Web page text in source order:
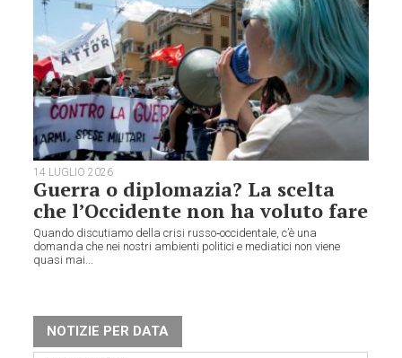
14 LUGLIO 2026
Guerra o diplomazia? La scelta
che l’Occidente non ha voluto fare
Quando discutiamo della crisi russo‑occidentale, c’è una
domanda che nei nostri ambienti politici e mediatici non viene
quasi mai...
NOTIZIE PER DATA